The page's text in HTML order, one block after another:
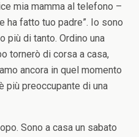
mia mamma al telefono –
ha fatto tuo padre”. Io sono
più di tanto. Ordino una
tornerò di corsa a casa,
ancora in quel momento
più preoccupante di una
Sono a casa un sabato